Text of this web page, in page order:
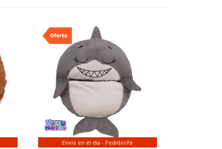
Envío en el día - PedidosYa